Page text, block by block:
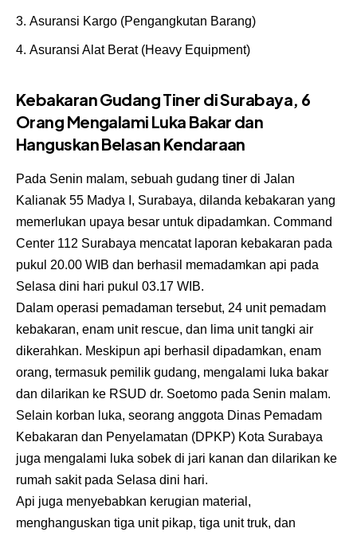
Asuransi Kargo (Pengangkutan Barang)
Asuransi Alat Berat(Heavy Equipment)
Kebakaran Gudang Tiner di Surabaya, 6
Orang Mengalami Luka Bakar dan
Hanguskan Belasan Kendaraan
Pada Senin malam, sebuah gudang tiner di Jalan
Kalianak 55 Madya I, Surabaya, dilanda kebakaran yang
memerlukan upaya besar untuk dipadamkan. Command
Center 112 Surabaya mencatat laporan kebakaran pada
pukul 20.00 WIB dan berhasil memadamkan api pada
Selasa dini hari pukul 03.17 WIB.
Dalam operasi pemadaman tersebut, 24 unit pemadam
kebakaran, enam unit rescue, dan lima unit tangki air
dikerahkan. Meskipun api berhasil dipadamkan, enam
orang, termasuk pemilik gudang, mengalami luka bakar
dan dilarikan ke RSUD dr. Soetomo pada Senin malam.
Selain korban luka, seorang anggota Dinas Pemadam
Kebakaran dan Penyelamatan (DPKP) Kota Surabaya
juga mengalami luka sobek di jari kanan dan dilarikan ke
rumah sakit pada Selasa dini hari.
Api juga menyebabkan kerugian material,
menghanguskan tiga unit pikap, tiga unit truk, dan